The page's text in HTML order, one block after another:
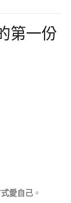
第一份
愛自己 。